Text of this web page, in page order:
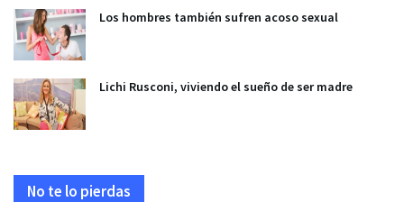
Los hombres también sufren acoso sexual
Lichi Rusconi, viviendo el sueño de ser madre
No te lo pierdas